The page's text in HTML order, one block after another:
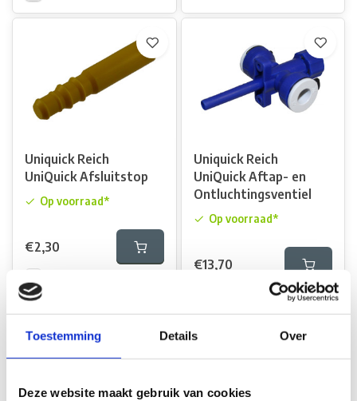
Toestemming Details Over
Deze website maakt gebruik van cookies
Uniquick Reich
UniQuick Afsluitstop
Op voorraad*
€2,30
Uniquick Reich
UniQuick Aftap- en
Ontluchtingsventiel
Op voorraad*
€13,70